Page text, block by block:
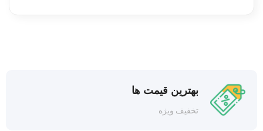
بهترین قیمت ها
تخفیف ویژه